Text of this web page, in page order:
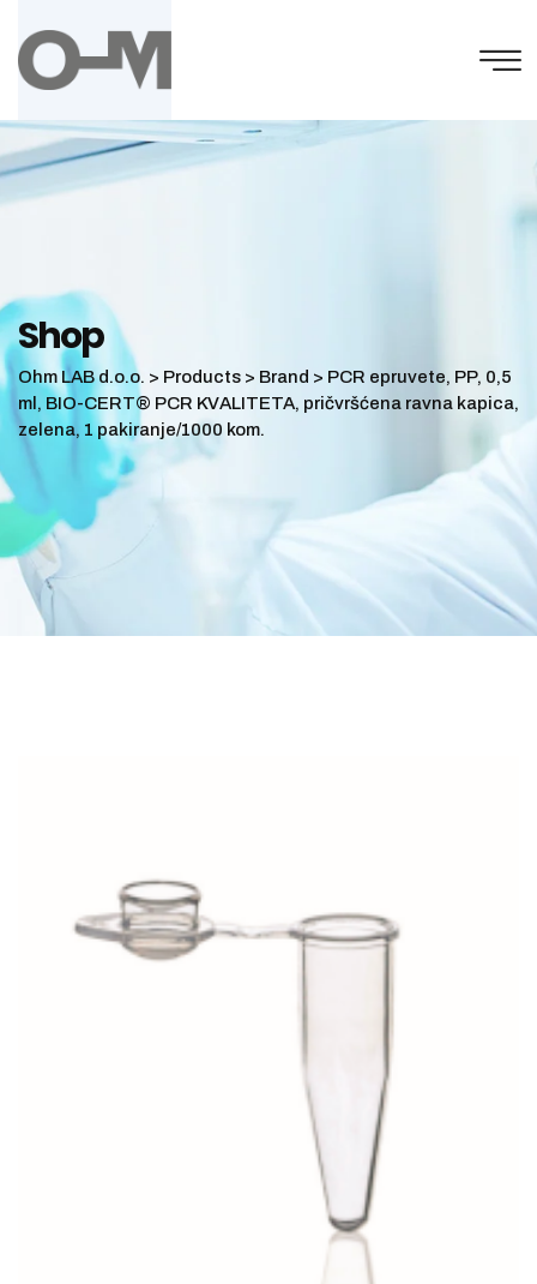
content
Shop
Ohm LAB d.o.o. > Products > Brand > PCR epruvete, PP, 0,5
ml, BIO-CERT® PCR KVALITETA, pričvršćena ravna kapica,
zelena, 1 pakiranje/1000 kom.